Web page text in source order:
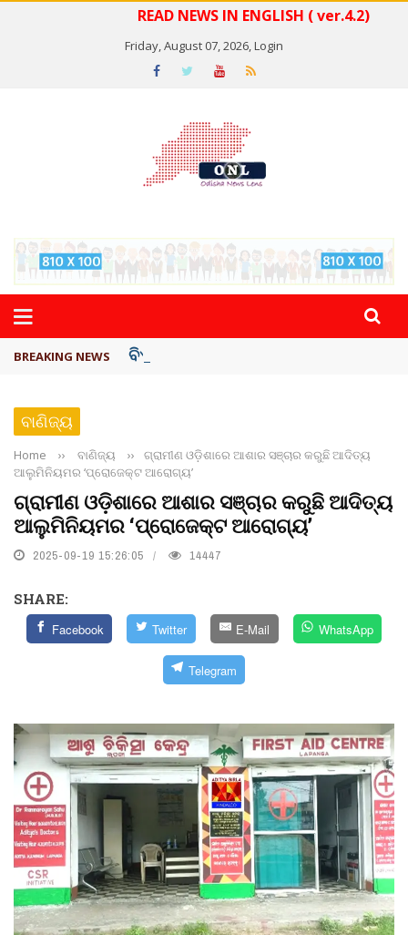
READ NEWS IN ENGLISH ( ver.4.2)
Friday, August 07, 2026,Login
BREAKING NEWS ବିଏସ୍‌ପିର ବିଧାୟକ ଉମା ଶଙ୍କର ସିଂହଙ୍କ ...
ବାଣିଜ୍ୟ
Home ›› ବାଣିଜ୍ୟ ››
ଗ୍ରାମୀଣ ଓଡ଼ିଶାରେ ଆଶାର ସଞ୍ଚାର କରୁଛି ଆଦିତ୍ୟ
ଆଲୁମିନିୟମର ‘ପ୍ରୋଜେକ୍ଟ ଆରୋଗ୍ୟ’
ଗ୍ରାମୀଣ ଓଡ଼ିଶାରେ ଆଶାର ସଞ୍ଚାର କରୁଛି ଆଦିତ୍ୟ
ଆଲୁମିନିୟମର ‘ପ୍ରୋଜେକ୍ଟ ଆରୋଗ୍ୟ’
2025-09-19 15:26:05 14447
SHARE:
Facebook Twitter E-Mail WhatsApp
Telegram